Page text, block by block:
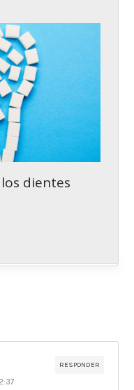
dientes
RESPONDER